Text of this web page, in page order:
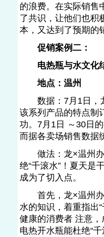
的浪费。在实际销售
了共识，让他们也积
本，又达到了预期的
促销案例二：
电热瓶与水文化
地点：温州
数据：7月1日，龙
该系列产品的特点制
功。7月1日 ～30日
而据各卖场销售数据
做法：龙×温州办
绝“千滚水”！夏天是
成为了切入点。
首先，龙×温州办
水的知识，着重指出
健康的消费者 注意
电热开水瓶能杜绝“